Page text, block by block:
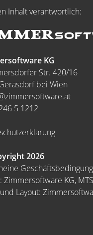
Inhalt verantwortlich:
KG
Str. 420/16
bei Wien
5 1212
2026
Zimmersoftware KG,
Layout: